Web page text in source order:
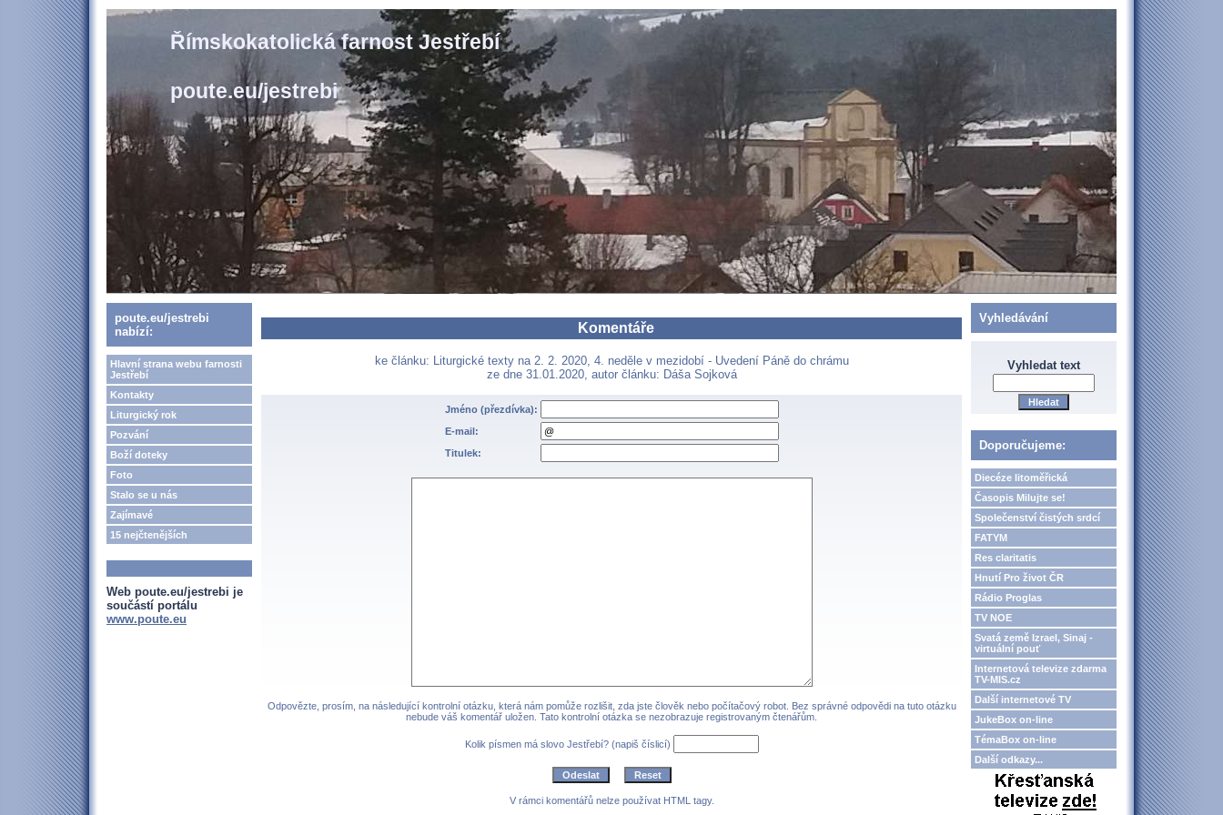
Římskokatolická farnost Jestřebí
poute.eu/jestrebi
poute.eu/jestrebi
nabízí:
Hlavní strana webu farnosti
Jestřebí
Kontakty
Liturgický rok
Pozvání
Boží doteky
Foto
Stalo se u nás
Zajímavé
15 nejčtenějších
Web poute.eu/jestrebi je
součástí portálu
www.poute.eu
Komentáře
ke článku: Liturgické texty na 2. 2. 2020, 4. neděle v mezidobí - Uvedení Páně do chrámu
ze dne 31.01.2020, autor článku: Dáša Sojková
Jméno (přezdívka):
E-mail:
Titulek:
Odpovězte, prosím, na následující kontrolní otázku, která nám pomůže rozlišit, zda jste člověk nebo počítačový robot. Bez správné odpovědi na tuto otázku
nebude váš komentář uložen. Tato kontrolní otázka se nezobrazuje registrovaným čtenářům.
Kolik písmen má slovo Jestřebí? (napiš číslicí)
V rámci komentářů nelze používat HTML tagy.
Vyhledávání
Vyhledat text
Doporučujeme:
Diecéze litoměřická
Časopis Milujte se!
Společenství čistých srdcí
FATYM
Res claritatis
Hnutí Pro život ČR
Rádio Proglas
TV NOE
Svatá země Izrael, Sinaj -
virtuální pouť
Internetová televize zdarma
TV-MIS.cz
Další internetové TV
JukeBox on-line
TémaBox on-line
Další odkazy...